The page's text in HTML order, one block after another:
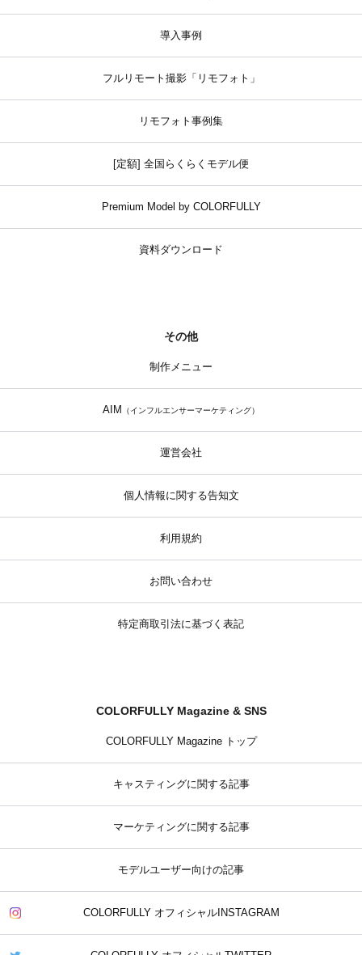
導入事例
フルリモート撮影「リモフォト」
リモフォト事例集
[定額] 全国らくらくモデル便
Premium Model by COLORFULLY
資料ダウンロード
その他
制作メニュー
AIM （インフルエンサーマーケティング）
運営会社
個人情報に関する告知文
利用規約
お問い合わせ
特定商取引法に基づく表記
COLORFULLY Magazine & SNS
COLORFULLY Magazine トップ
キャスティングに関する記事
マーケティングに関する記事
モデルユーザー向けの記事
COLORFULLY オフィシャルINSTAGRAM